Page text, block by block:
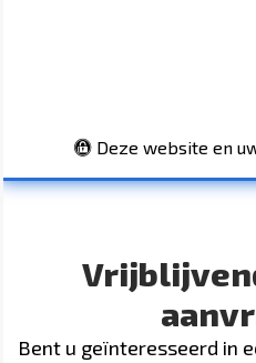
Deze website en
Bent u geïnteresseerd in